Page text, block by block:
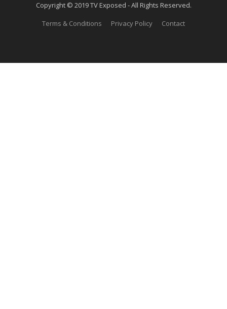
Copyright © 2019 TV Exposed - All Rights Reserved.
Terms & Conditions
Privacy Policy Contact